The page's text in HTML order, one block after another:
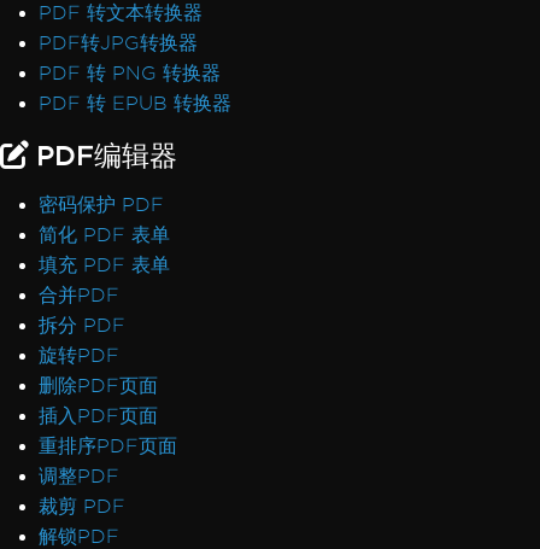
with HTML Headers/Footers
Fonts & Text
Fonts
Font Kerning
Custom Font Embedding on Linux
Font Discrepancies: Windows vs Linux
Broken Font on AWS Lambda
Adobe Fonts as Type 3
Emojis Not Rendering
International Languages and CMJK
Out-of-Order Text Extraction
Export, Images & Streams
Convert PDF to Base64
Rasterize to Image using MemoryStream
Transparency and Color in PDF-to-Image
Large Output Files Using ImageToPDF
Render view to string
PDF 转文本转换器
PDF转JPG转换器
PDF 转 PNG 转换器
PDF 转 EPUB 转换器
PDF编辑器
密码保护 PDF
简化 PDF 表单
填充 PDF 表单
合并PDF
拆分 PDF
旋转PDF
删除PDF页面
插入PDF页面
重排序PDF页面
调整PDF
裁剪 PDF
解锁PDF